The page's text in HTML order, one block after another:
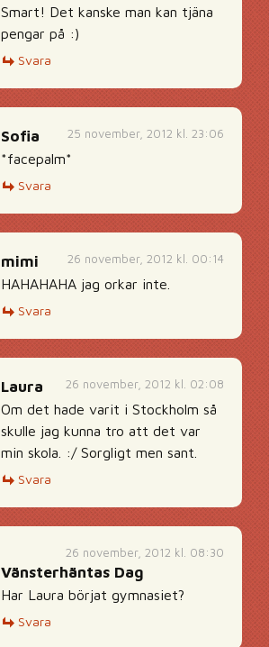
Smart! Det kanske man kan tjäna
pengar på :)
Svara
25 november, 2012 kl. 23:06
Sofia
*facepalm*
Svara
26 november, 2012 kl. 00:14
mimi
HAHAHAHA jag orkar inte.
Svara
26 november, 2012 kl. 02:08
Laura
Om det hade varit i Stockholm så
skulle jag kunna tro att det var
min skola. :/ Sorgligt men sant.
Svara
26 november, 2012 kl. 08:30
Vänsterhäntas Dag
Har Laura börjat gymnasiet?
Svara